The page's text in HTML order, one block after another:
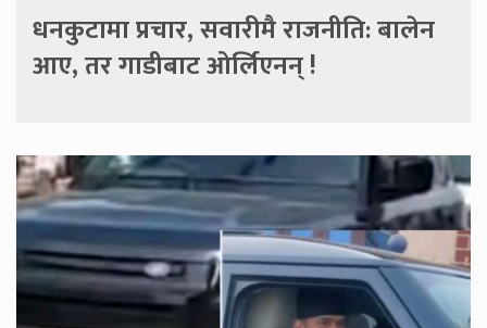
धनकुटामा प्रचार, सवारीमै राजनीति: बालेन
आए, तर गाडीबाट ओर्लिएनन् !